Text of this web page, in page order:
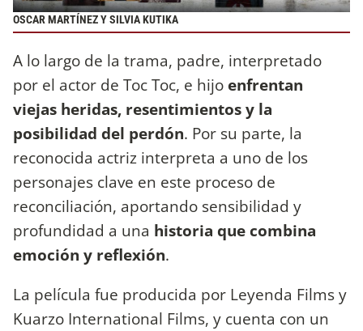
OSCAR MARTÍNEZ Y SILVIA KUTIKA
A lo largo de la trama, padre, interpretado
por el actor de Toc Toc, e hijo enfrentan
viejas heridas, resentimientos y la
posibilidad del perdón. Por su parte, la
reconocida actriz interpreta a uno de los
personajes clave en este proceso de
reconciliación, aportando sensibilidad y
profundidad a una historia que combina
emoción y reflexión.
La película fue producida por Leyenda Films y
Kuarzo International Films, y cuenta con un